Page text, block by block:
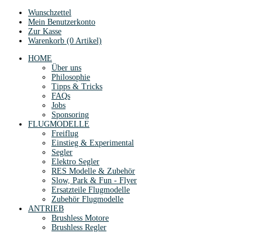
Wunschzettel
Mein Benutzerkonto
Zur Kasse
Warenkorb (0 Artikel)
HOME
Über uns
Philosophie
Tipps & Tricks
FAQs
Jobs
Sponsoring
FLUGMODELLE
Freiflug
Einstieg & Experimental
Segler
Elektro Segler
RES Modelle & Zubehör
Slow, Park & Fun - Flyer
Ersatzteile Flugmodelle
Zubehör Flugmodelle
ANTRIEB
Brushless Motore
Brushless Regler